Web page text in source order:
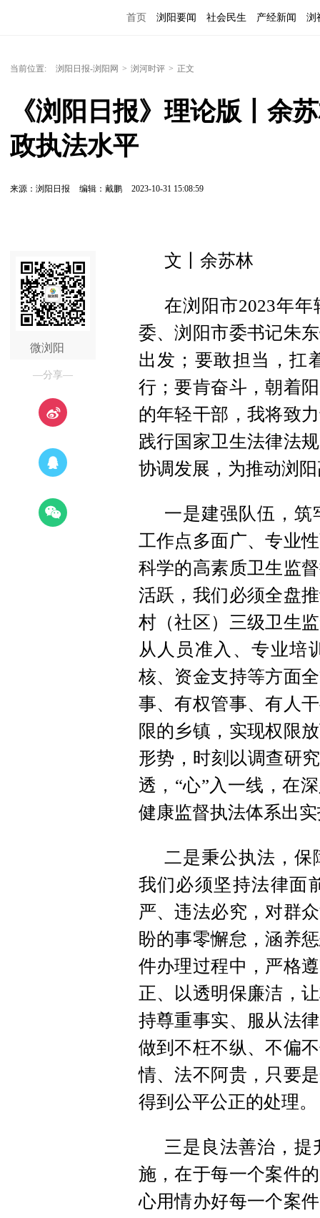
首页 浏阳要闻 社会民生 产经新闻 浏
当前位置: 浏阳日报-浏阳网 > 浏河时评 > 正文
《浏阳日报》理论版丨余
政执法水平
来源：浏阳日报 编辑：戴鹏 2023-10-31 15:08:59
微浏阳
—分享—
文丨余苏林
在浏阳市2023年
委、浏阳市委书记朱
出发；要敢担当，扛
行；要肯奋斗，朝着
的年轻干部，我将致
践行国家卫生法律法
协调发展，为推动浏
一是建强队伍，
工作点多面广、专业
科学的高素质卫生监
活跃，我们必须全盘
村（社区）三级卫生
从人员准入、专业培
核、资金支持等方面
事、有权管事、有人
限的乡镇，实现权限
形势，时刻以调查研
透，“心”入一线，在
健康监督执法体系出
二是秉公执法，保
我们必须坚持法律面
严、违法必究，对群
盼的事零懈怠，涵养
件办理过程中，严格
正、以透明保廉洁，
持尊重事实、服从法
做到不枉不纵、不偏
情、法不阿贵，只要
得到公平公正的处理。
三是良法善治，
施，在于每一个案件
心用情办好每一个案